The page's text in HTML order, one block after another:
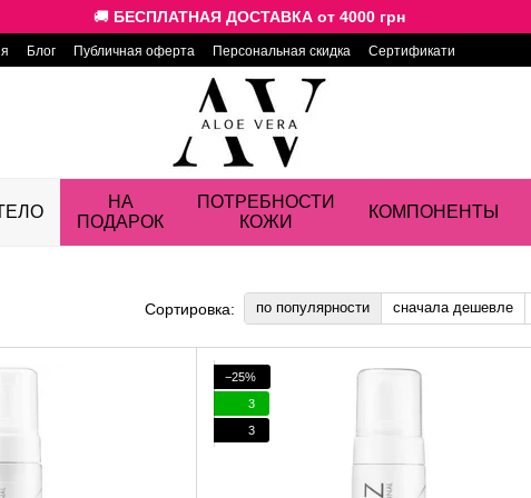
🚚 БЕСПЛАТНАЯ ДОСТАВКА от 4000 грн
Блог Публичная оферта Персональная скидка Сертификати
НА
ПОДАРОК
ПОТРЕБНОСТИ
КОЖИ
КОМПОНЕНТЫ
Сортировка: по популярности сначала дешевле
−25%
3
3